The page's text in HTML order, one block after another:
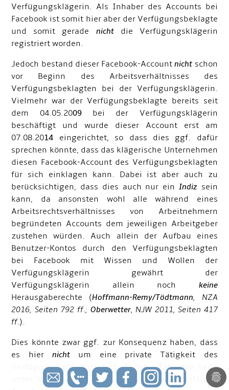
Verfügungsklägerin. Als Inhaber des Accounts bei
Facebook ist somit hier aber der Verfügungsbeklagte
und somit gerade nichtdie Verfügungsklägerin
registriert worden.
Jedoch bestand dieser Facebook-Accountnicht schon
vor Beginn des Arbeitsverhältnisses des
Verfügungsbeklagten bei der Verfügungsklägerin.
Vielmehr war der Verfügungsbeklagte bereits seit
dem 04.05.2009bei der Verfügungsklägerin
beschäftigt und wurde dieser Account erst am
07.08.2014 eingerichtet, so dass dies ggf. dafür
sprechen könnte, dass das klägerische Unternehmen
diesen Facebook-Account des Verfügungsbeklagten
für sich einklagen kann. Dabei ist aber auch zu
berücksichtigen, dass dies auch nur ein Indizsein
kann, da ansonsten wohl alle während eines
Arbeitsrechtsverhältnisses von Arbeitnehmern
begründeten Accounts dem jeweiligen Arbeitgeber
zustehen würden. Auch allein der Aufbau eines
Benutzer-Kontos durch den Verfügungsbeklagten
bei Facebook mit Wissen und Wollen der
Verfügungsklägerin gewährt der
Verfügungsklägerin allein noch keine
Herausgaberechte (Hoffmann-Remy/Tödtmann, NZA
2016, Seiten 792 ff.; Oberwetter, NJW 2011, Seiten 417
ff.).
Dies könnte zwar ggf. zur Konsequenz haben, dass
es hiernicht um eine private Tätigkeit des
Verfügungsbeklagten ging, da diese Facebook-Seite
unter Verwendung von Fotos auch auf vielfältige